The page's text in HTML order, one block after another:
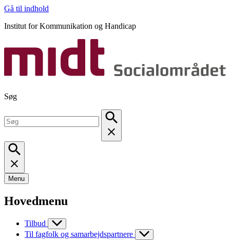
Gå til indhold
Institut for Kommunikation og Handicap
Søg
Menu
Hovedmenu
Tilbud
Til fagfolk og samarbejdspartnere